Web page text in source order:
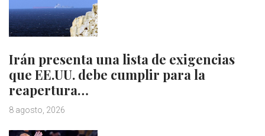
Irán presenta una lista de exigencias
que EE.UU. debe cumplir para la
reapertura…
8 agosto, 2026